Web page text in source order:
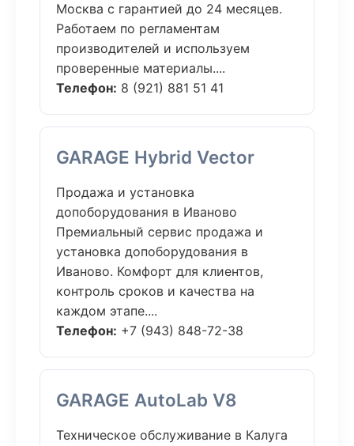
Москва с гарантией до 24 месяцев.
Работаем по регламентам
производителей и используем
проверенные материалы....
Телефон: 8 (921) 881 51 41
GARAGE Hybrid Vector
Продажа и установка
допоборудования в Иваново
Премиальный сервис продажа и
установка допоборудования в
Иваново. Комфорт для клиентов,
контроль сроков и качества на
каждом этапе....
Телефон: +7 (943) 848-72-38
GARAGE AutoLab V8
Техническое обслуживание в Калуга